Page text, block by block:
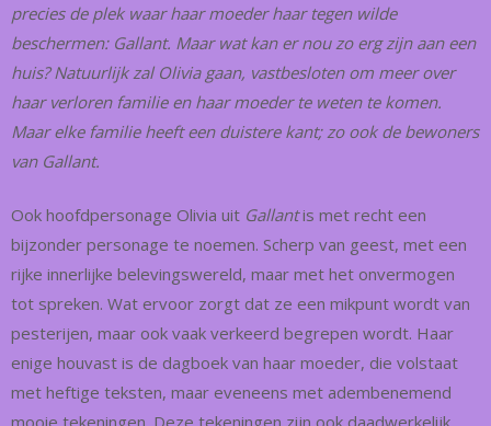
precies de plek waar haar moeder haar tegen wilde
beschermen: Gallant. Maar wat kan er nou zo erg zijn aan een
huis? Natuurlijk zal Olivia gaan, vastbesloten om meer over
haar verloren familie en haar moeder te weten te komen.
Maar elke familie heeft een duistere kant; zo ook de bewoners
van Gallant.
Ook hoofdpersonage Olivia uit Gallantis met recht een
bijzonder personage te noemen. Scherp van geest, met een
rijke innerlijke belevingswereld, maar met het onvermogen
tot spreken. Wat ervoor zorgt dat ze een mikpunt wordt van
pesterijen, maar ook vaak verkeerd begrepen wordt. Haar
enige houvast is de dagboek van haar moeder, die volstaat
met heftige teksten, maar eveneens met adembenemend